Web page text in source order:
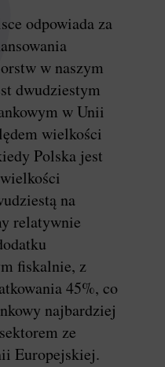
odpowiada za
w naszym
dwudziestym
w Unii
wielkości
Polska jest
na
relatywnie
fiskalnie, z
45%, co
najbardziej
ze
Europejskiej.